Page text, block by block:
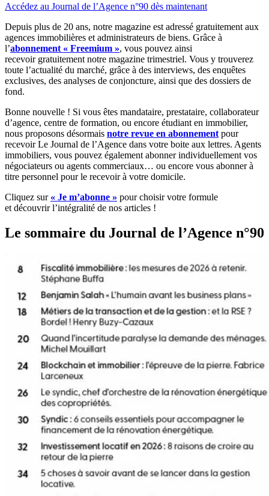
Accédez au Journal de l’Agence n°90 dès maintenant
Depuis plus de 20 ans, notre magazine est adressé gratuitement aux
agences immobilières et administrateurs de biens. Grâce à
l’abonnement « Freemium », vous pouvez ainsi
recevoir gratuitement notre magazine trimestriel. Vous y trouverez
toute l’actualité du marché, grâce à des interviews, des enquêtes
exclusives, des analyses de conjoncture, ainsi que des dossiers de
fond.
Bonne nouvelle ! Si vous êtes mandataire, prestataire, collaborateur
d’agence, centre de formation, ou encore étudiant en immobilier,
nous proposons désormais notre revue en abonnement pour
recevoir Le Journal de l’Agence dans votre boite aux lettres. Agents
immobiliers, vous pouvez également abonner individuellement vos
négociateurs ou agents commerciaux… ou encore vous abonner à
titre personnel pour le recevoir à votre domicile.
Cliquez sur « Je m’abonne » pour choisir votre formule
et découvrir l’intégralité de nos articles !
Le sommaire du Journal de l’Agence n°90